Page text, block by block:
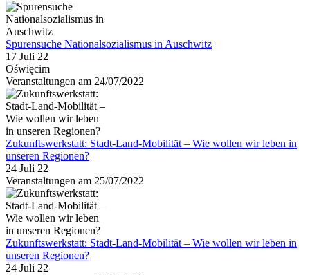
Spurensuche Nationalsozialismus in Auschwitz
17 Juli 22
Oświęcim
Veranstaltungen am 24/07/2022
Zukunftswerkstatt: Stadt-Land-Mobilität – Wie wollen wir leben in
unseren Regionen?
24 Juli 22
Veranstaltungen am 25/07/2022
Zukunftswerkstatt: Stadt-Land-Mobilität – Wie wollen wir leben in
unseren Regionen?
24 Juli 22